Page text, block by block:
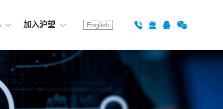
加入沪望 English